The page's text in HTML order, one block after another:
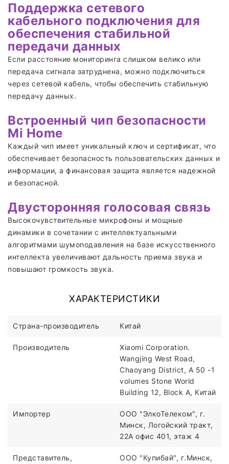
Поддержка сетевого
кабельного подключения для
обеспечения стабильной
передачи данных
Если расстояние мониторинга слишком велико или
передача сигнала затруднена, можно подключиться
через сетевой кабель, чтобы обеспечить стабильную
передачу данных.
Встроенный чип безопасности
Mi Home
Каждый чип имеет уникальный ключ и сертификат, что
обеспечивает безопасность пользовательских данных и
информации, а финансовая защита является надежной
и безопасной.
Двусторонняя голосовая связь
Высокочувствительные микрофоны и мощные
динамики в сочетании с интеллектуальными
алгоритмами шумоподавления на базе искусственного
интеллекта увеличивают дальность приема звука и
повышают громкость звука.
ХАРАКТЕРИСТИКИ
Страна-производитель Китай
Производитель
Xiaomi Corporation.
Wangjing West Road,
Chaoyang District, A 50 -1
volumes Stone World
Building 12, Block A, Китай
Импортер
ООО "ЭлкоТелеком", г.
Минск, Логойский тракт,
22А офис 401, этаж 4
Представитель,
ООО "Купибай", г.Минск,